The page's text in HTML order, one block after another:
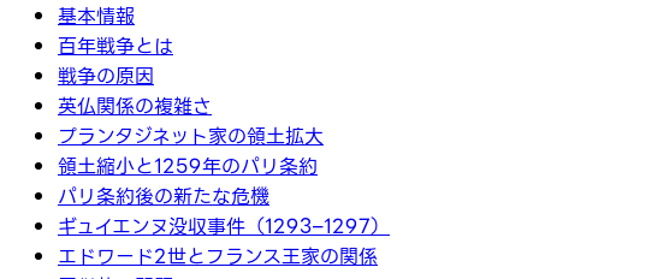
基本情報
百年戦争とは
戦争の原因
英仏関係の複雑さ
プランタジネット家の領土拡大
領土縮小と1259年のパリ条約
パリ条約後の新たな危機
ギュイエンヌ没収事件（1293–1297）
エドワード2世とフランス王家の関係